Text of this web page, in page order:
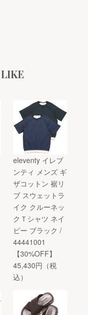
eleventy イレブ
ンティ メンズ ギ
ザコットン 裾リ
ブ スウェットラ
イク クルーネッ
クＴシャツ ネイ
ビー ブラック /
44441001
【30%OFF】
45,430円（税
込）